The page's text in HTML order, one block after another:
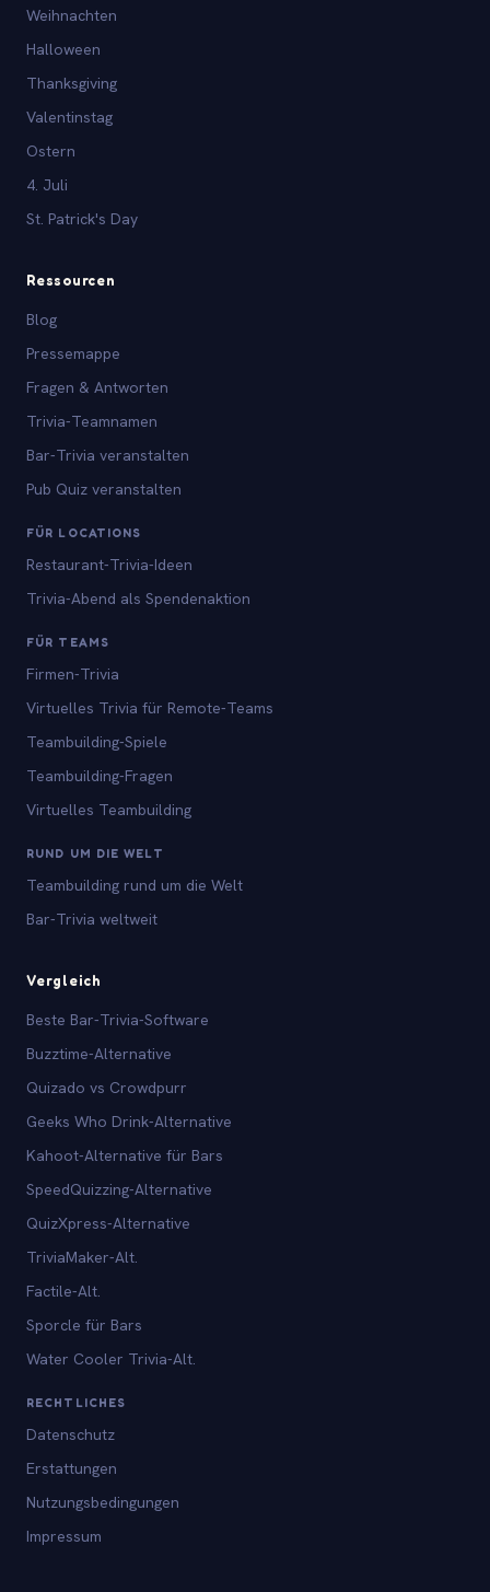
Weihnachten
Halloween
Thanksgiving
Valentinstag
Ostern
4. Juli
St. Patrick's Day
Ressourcen
Blog
Pressemappe
Fragen & Antworten
Trivia-Teamnamen
Bar-Trivia veranstalten
Pub Quiz veranstalten
FÜR LOCATIONS
Restaurant-Trivia-Ideen
Trivia-Abend als Spendenaktion
FÜR TEAMS
Firmen-Trivia
Virtuelles Trivia für Remote-Teams
Teambuilding-Spiele
Teambuilding-Fragen
Virtuelles Teambuilding
RUND UM DIE WELT
Teambuilding rund um die Welt
Bar-Trivia weltweit
Vergleich
Beste Bar-Trivia-Software
Buzztime-Alternative
Quizado vs Crowdpurr
Geeks Who Drink-Alternative
Kahoot-Alternative für Bars
SpeedQuizzing-Alternative
QuizXpress-Alternative
TriviaMaker-Alt.
Factile-Alt.
Sporcle für Bars
Water Cooler Trivia-Alt.
RECHTLICHES
Datenschutz
Erstattungen
Nutzungsbedingungen
Impressum